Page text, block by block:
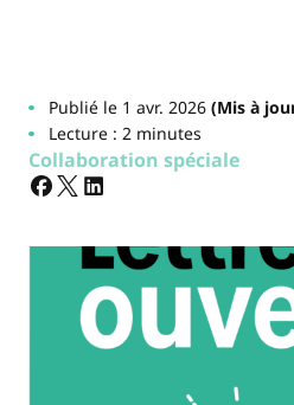
Publié le 1 avr. 2026(Mis à
Lecture : 2 minutes
Collaboration spéciale